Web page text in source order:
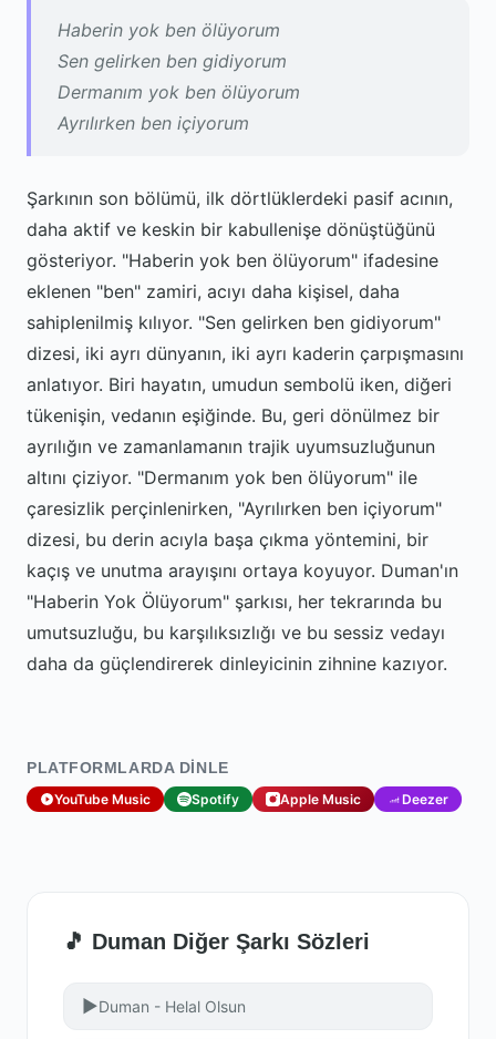
Haberin yok ben ölüyorum
Sen gelirken ben gidiyorum
Dermanım yok ben ölüyorum
Ayrılırken ben içiyorum
Şarkının son bölümü, ilk dörtlüklerdeki pasif acının,
daha aktif ve keskin bir kabullenişe dönüştüğünü
gösteriyor. "Haberin yok ben ölüyorum" ifadesine
eklenen "ben" zamiri, acıyı daha kişisel, daha
sahiplenilmiş kılıyor. "Sen gelirken ben gidiyorum"
dizesi, iki ayrı dünyanın, iki ayrı kaderin çarpışmasını
anlatıyor. Biri hayatın, umudun sembolü iken, diğeri
tükenişin, vedanın eşiğinde. Bu, geri dönülmez bir
ayrılığın ve zamanlamanın trajik uyumsuzluğunun
altını çiziyor. "Dermanım yok ben ölüyorum" ile
çaresizlik perçinlenirken, "Ayrılırken ben içiyorum"
dizesi, bu derin acıyla başa çıkma yöntemini, bir
kaçış ve unutma arayışını ortaya koyuyor. Duman'ın
"Haberin Yok Ölüyorum" şarkısı, her tekrarında bu
umutsuzluğu, bu karşılıksızlığı ve bu sessiz vedayı
daha da güçlendirerek dinleyicinin zihnine kazıyor.
PLATFORMLARDA DINLE
YouTube Music Spotify Apple Music Deezer
🎵 Duman Diğer Şarkı Sözleri
▶Duman - Helal Olsun